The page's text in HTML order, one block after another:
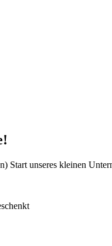
Start unseres kleinen